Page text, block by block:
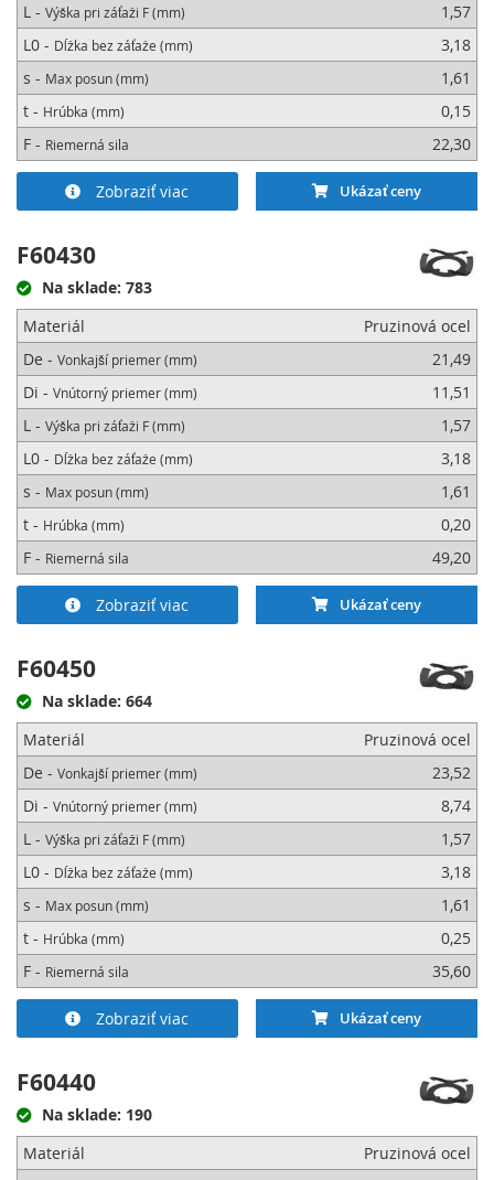
L - Výška pri záťaži F (mm)
1,57
L0 - Dĺžka bez záťaže (mm)
3,18
s - Max posun (mm)
1,61
t - Hrúbka (mm)
0,15
F - Riemerná sila 22,30
Zobraziť viac Ukázať ceny
F60430
Na sklade: 783
Materiál
Pruzinová ocel
De - Vonkajší priemer (mm)
21,49
Di - Vnútorný priemer (mm)
11,51
L - Výška pri záťaži F (mm)
1,57
L0 - Dĺžka bez záťaže (mm)
3,18
s - Max posun (mm)
1,61
t - Hrúbka (mm)
0,20
F - Riemerná sila 49,20
Zobraziť viac Ukázať ceny
F60450
Na sklade: 664
Materiál
Pruzinová ocel
De - Vonkajší priemer (mm)
23,52
Di - Vnútorný priemer (mm)
8,74
L - Výška pri záťaži F (mm)
1,57
L0 - Dĺžka bez záťaže (mm)
3,18
s - Max posun (mm)
1,61
t - Hrúbka (mm)
0,25
F - Riemerná sila 35,60
Zobraziť viac Ukázať ceny
F60440
Na sklade: 190
Materiál
Pruzinová ocel